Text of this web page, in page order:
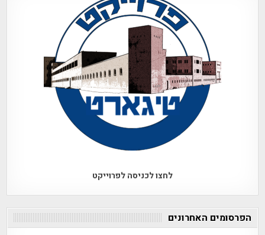
לחצו לכניסה לפרוייקט
הפרסומים האחרונים